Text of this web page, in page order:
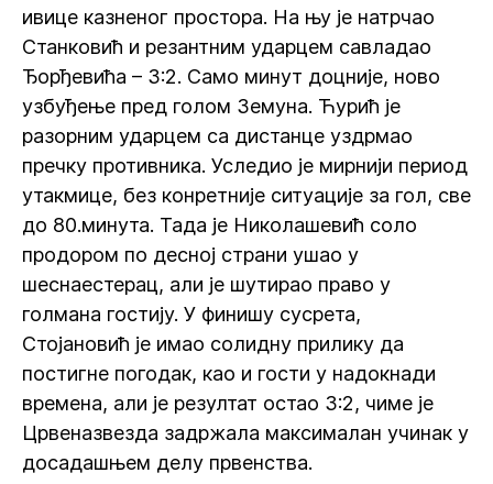
ивице казненог простора. На њу је натрчао
Станковић и резантним ударцем савладао
Ђорђевића – 3:2. Само минут доцније, ново
узбуђење пред голом Земуна. Ћурић је
разорним ударцем са дистанце уздрмао
пречку противника. Уследио је мирнији период
утакмице, без конретније ситуације за гол, све
до 80.минута. Тада је Николашевић соло
продором по десној страни ушао у
шеснаестерац, али је шутирао право у
голмана гостију. У финишу сусрета,
Стојановић је имао солидну прилику да
постигне погодак, као и гости у надокнади
времена, али је резултат остао 3:2, чиме је
Црвеназвезда задржала максималан учинак у
досадашњем делу првенства.